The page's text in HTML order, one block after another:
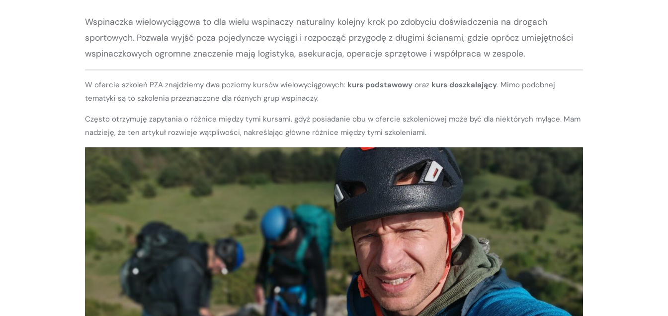
Wspinaczka wielowyciągowa to dla wielu wspinaczy naturalny kolejny krok po zdobyciu doświadczenia na drogach
sportowych. Pozwala wyjść poza pojedyncze wyciągi i rozpocząć przygodę z długimi ścianami, gdzie oprócz umiejętności
wspinaczkowych ogromne znaczenie mają logistyka, asekuracja, operacje sprzętowe i współpraca w zespole.
W ofercie szkoleń PZA znajdziemy dwa poziomy kursów wielowyciągowych: kurs podstawowy oraz kurs doszkalający. Mimo podobnej
tematyki są to szkolenia przeznaczone dla różnych grup wspinaczy.
Często otrzymuję zapytania o różnice między tymi kursami, gdyż posiadanie obu w ofercie szkoleniowej może być dla niektórych mylące. Mam
nadzieję, że ten artykuł rozwieje wątpliwości, nakreślając główne różnice między tymi szkoleniami.
Nie wiesz który wybrać?
Nie wiesz który wybrać?